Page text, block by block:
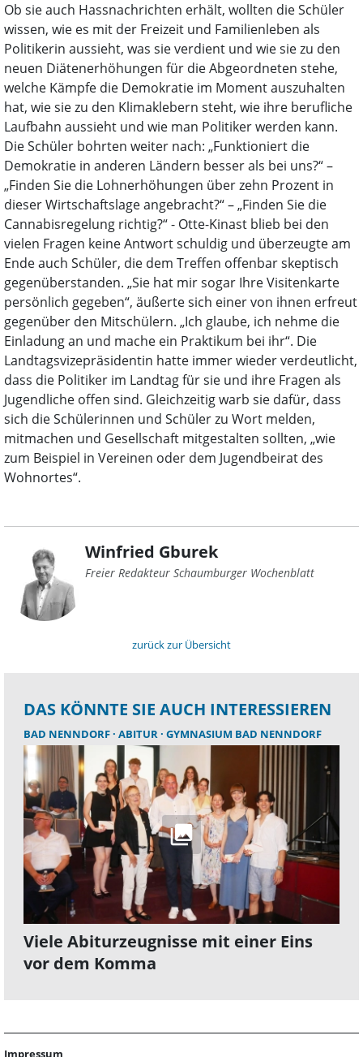
Ob sie auch Hassnachrichten erhält, wollten die Schüler
wissen, wie es mit der Freizeit und Familienleben als
Politikerin aussieht, was sie verdient und wie sie zu den
neuen Diätenerhöhungen für die Abgeordneten stehe,
welche Kämpfe die Demokratie im Moment auszuhalten
hat, wie sie zu den Klimaklebern steht, wie ihre berufliche
Laufbahn aussieht und wie man Politiker werden kann.
Die Schüler bohrten weiter nach: „Funktioniert die
Demokratie in anderen Ländern besser als bei uns?“ –
„Finden Sie die Lohnerhöhungen über zehn Prozent in
dieser Wirtschaftslage angebracht?“ – „Finden Sie die
Cannabisregelung richtig?“ - Otte-Kinast blieb bei den
vielen Fragen keine Antwort schuldig und überzeugte am
Ende auch Schüler, die dem Treffen offenbar skeptisch
gegenüberstanden. „Sie hat mir sogar Ihre Visitenkarte
persönlich gegeben“, äußerte sich einer von ihnen erfreut
gegenüber den Mitschülern. „Ich glaube, ich nehme die
Einladung an und mache ein Praktikum bei ihr“. Die
Landtagsvizepräsidentin hatte immer wieder verdeutlicht,
dass die Politiker im Landtag für sie und ihre Fragen als
Jugendliche offen sind. Gleichzeitig warb sie dafür, dass
sich die Schülerinnen und Schüler zu Wort melden,
mitmachen und Gesellschaft mitgestalten sollten, „wie
zum Beispiel in Vereinen oder dem Jugendbeirat des
Wohnortes“.
Winfried Gburek
Freier Redakteur Schaumburger Wochenblatt
zurück zur Übersicht
DAS KÖNNTE SIE AUCH INTERESSIEREN
BAD NENNDORF ABITUR GYMNASIUM BAD NENNDORF
Viele Abiturzeugnisse mit einer Eins
vor dem Komma
Impressum